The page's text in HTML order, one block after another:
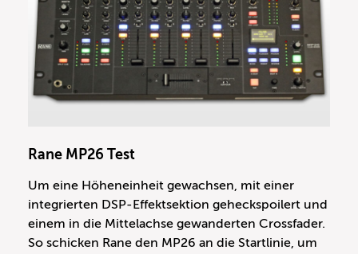
Rane MP26 Test
Um eine Höheneinheit gewachsen, mit einer
integrierten DSP-Effektsektion geheckspoilert und
einem in die Mittelachse gewanderten Crossfader.
So schicken Rane den MP26 an die Startlinie, um